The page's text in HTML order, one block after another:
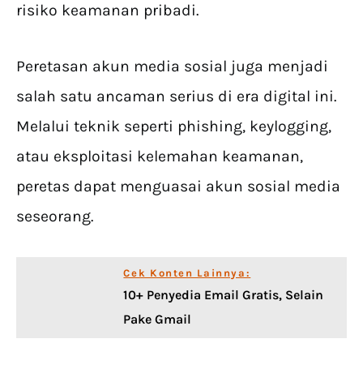
risiko keamanan pribadi.
Peretasan akun media sosial juga menjadi
salah satu ancaman serius di era digital ini.
Melalui teknik seperti phishing, keylogging,
atau eksploitasi kelemahan keamanan,
peretas dapat menguasai akun sosial media
seseorang.
Cek Konten Lainnya:
10+ Penyedia Email Gratis, Selain
Pake Gmail